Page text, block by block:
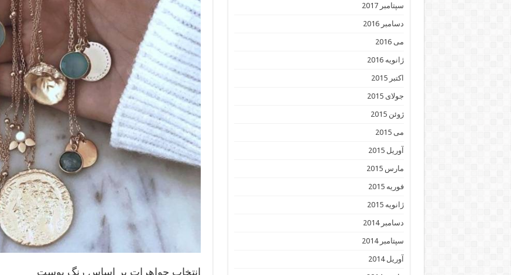
انتخاب جواهرات بر اساس رنگ پوست
سپتامبر 2017
دسامبر 2016
می 2016
ژانویه 2016
اکتبر 2015
جولای 2015
ژوئن 2015
می 2015
آوریل 2015
مارس 2015
فوریه 2015
ژانویه 2015
دسامبر 2014
سپتامبر 2014
آوریل 2014